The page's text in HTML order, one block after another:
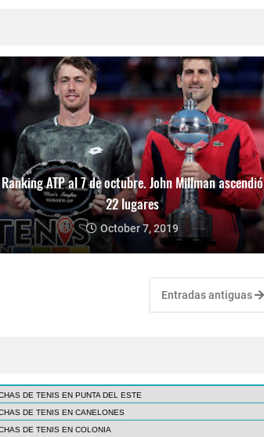
Ranking ATP al 7 de octubre. John Millman ascendió
22 lugares
October 7, 2019
Entradas antiguas
DE TENIS EN PUNTA DEL ESTE
DE TENIS EN CANELONES
DE TENIS EN COLONIA